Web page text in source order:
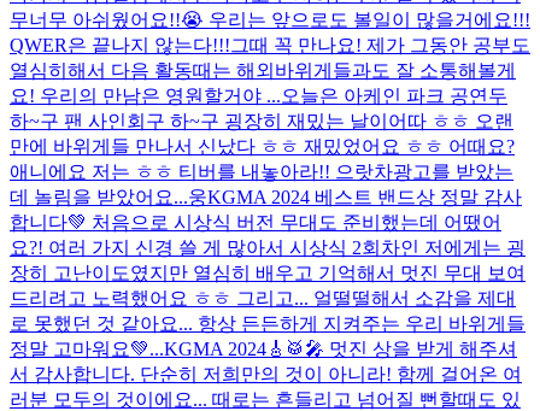
무너무 아쉬웠어요!!😭 우리는 앞으로도 볼일이 많을거에요!!!
QWER은 끝나지 않는다!!!그때 꼭 만나요! 제가 그동안 공부도
열심히해서 다음 활동때는 해외바위게들과도 잘 소통해볼게
요! 우리의 만남은 영원할거야 ...오늘은 아케인 파크 공연두
하~구 팬 사인회구 하~구 굉장히 재밌는 날이어따 ㅎㅎ 오랜
만에 바위게들 만나서 신났다 ㅎㅎ 재밌었어요 ㅎㅎ 어때요?
애니에요 저는 ㅎㅎ 티버를 내놓아라!! 으랏차광고를 받았는
데 놀림을 받았어요...웅KGMA 2024 베스트 밴드상 정말 감사
합니다💚 처음으로 시상식 버전 무대도 준비했는데 어땠어
요?! 여러 가지 신경 쓸 게 많아서 시상식 2회차인 저에게는 굉
장히 고난이도였지만 열심히 배우고 기억해서 멋진 무대 보여
드리려고 노력했어요 ㅎㅎ 그리고... 얼떨떨해서 소감을 제대
로 못했던 것 같아요... 항상 든든하게 지켜주는 우리 바위게들
정말 고마워요💚...KGMA 2024🎸🥁🎤 멋진 상을 받게 해주셔
서 감사합니다. 단순히 저희만의 것이 아니라! 함께 걸어온 여
러분 모두의 것이에요... 때로는 흔들리고 넘어질 뻔할때도 있